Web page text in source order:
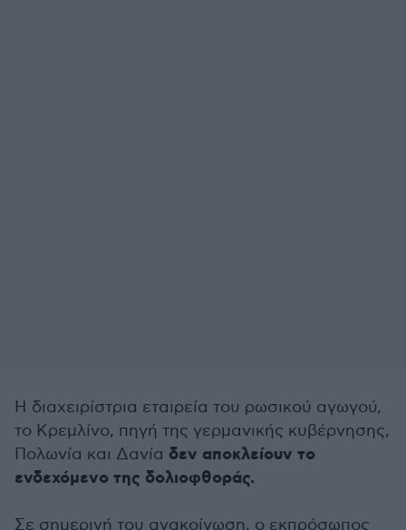
Η διαχειρίστρια εταιρεία του ρωσικού αγωγού,
το Κρεμλίνο, πηγή της γερμανικής κυβέρνησης,
Πολωνία και Δανία δεν αποκλείουν το
ενδεχόμενο της δολιοφθοράς.
Σε σημερινή του ανακοίνωση, ο εκπρόσωπος